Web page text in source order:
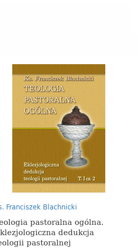
Franciszek Blachnicki
pastoralna ogólna.
dedukcja
pastoralnej